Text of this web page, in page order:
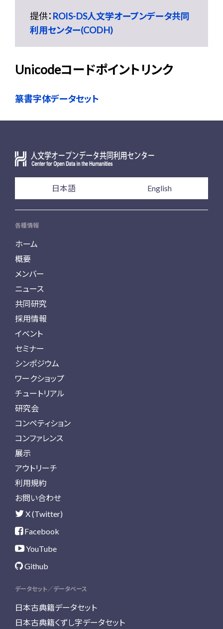
提供： ROIS-DS人文学オープンデータ共同
利用センター(CODH)
Unicodeコードポイントリンク
篆書字体データセット
日本語 English
各種情報
ホーム
概要
メンバー
ニュース
共同研究
採用情報
イベント
セミナー
シンポジウム
ワークショップ
チュートリアル
研究会
コンペティション
コンファレンス
展示
アウトリーチ
利用規約
お問い合わせ
X (Twitter)
Facebook
YouTube
Github
データセット／データベース
日本古典籍データセット
日本古典籍くずし字データセット